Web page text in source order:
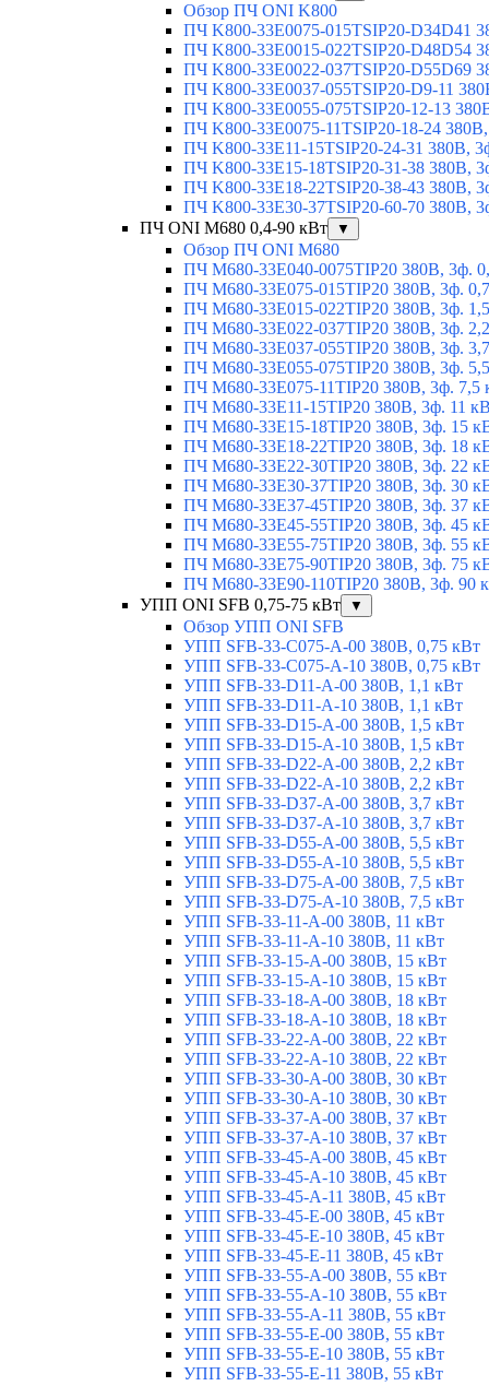
Обзор ПЧ ONI K800
ПЧ K800-33E0075-015TSIP20-D34D41
ПЧ K800-33E0015-022TSIP20-D48D54
ПЧ K800-33E0022-037TSIP20-D55D69
ПЧ K800-33E0037-055TSIP20-D9-11
ПЧ K800-33E0055-075TSIP20-12-13
ПЧ K800-33E0075-11TSIP20-18-24
ПЧ K800-33E11-15TSIP20-24-31 380В,
ПЧ K800-33E15-18TSIP20-31-38 380В,
ПЧ K800-33E18-22TSIP20-38-43 380В,
ПЧ K800-33E30-37TSIP20-60-70 380В,
ПЧ ONI M680 0,4-90 кВт
▼
Обзор ПЧ ONI M680
ПЧ M680-33E040-0075TIP20 380В, 3ф.
ПЧ M680-33E075-015TIP20 380В, 3ф.
ПЧ M680-33E015-022TIP20 380В, 3ф.
ПЧ M680-33E022-037TIP20 380В, 3ф.
ПЧ M680-33E037-055TIP20 380В, 3ф.
ПЧ M680-33E055-075TIP20 380В, 3ф.
ПЧ M680-33E075-11TIP20 380В, 3ф. 7,5
ПЧ M680-33E11-15TIP20 380В, 3ф. 11
ПЧ M680-33E15-18TIP20 380В, 3ф. 15
ПЧ M680-33E18-22TIP20 380В, 3ф. 18
ПЧ M680-33E22-30TIP20 380В, 3ф. 22
ПЧ M680-33E30-37TIP20 380В, 3ф. 30
ПЧ M680-33E37-45TIP20 380В, 3ф. 37
ПЧ M680-33E45-55TIP20 380В, 3ф. 45
ПЧ M680-33E55-75TIP20 380В, 3ф. 55
ПЧ M680-33E75-90TIP20 380В, 3ф. 75
ПЧ M680-33E90-110TIP20 380В, 3ф. 90
УПП ONI SFB 0,75-75 кВт
▼
Обзор УПП ONI SFB
УПП SFB-33-C075-A-00 380В, 0,75 кВт
УПП SFB-33-C075-A-10 380В, 0,75 кВт
УПП SFB-33-D11-A-00 380В, 1,1 кВт
УПП SFB-33-D11-A-10 380В, 1,1 кВт
УПП SFB-33-D15-A-00 380В, 1,5 кВт
УПП SFB-33-D15-A-10 380В, 1,5 кВт
УПП SFB-33-D22-A-00 380В, 2,2 кВт
УПП SFB-33-D22-A-10 380В, 2,2 кВт
УПП SFB-33-D37-A-00 380В, 3,7 кВт
УПП SFB-33-D37-A-10 380В, 3,7 кВт
УПП SFB-33-D55-A-00 380В, 5,5 кВт
УПП SFB-33-D55-A-10 380В, 5,5 кВт
УПП SFB-33-D75-A-00 380В, 7,5 кВт
УПП SFB-33-D75-A-10 380В, 7,5 кВт
УПП SFB-33-11-A-00 380В, 11 кВт
УПП SFB-33-11-A-10 380В, 11 кВт
УПП SFB-33-15-A-00 380В, 15 кВт
УПП SFB-33-15-A-10 380В, 15 кВт
УПП SFB-33-18-A-00 380В, 18 кВт
УПП SFB-33-18-A-10 380В, 18 кВт
УПП SFB-33-22-A-00 380В, 22 кВт
УПП SFB-33-22-A-10 380В, 22 кВт
УПП SFB-33-30-A-00 380В, 30 кВт
УПП SFB-33-30-A-10 380В, 30 кВт
УПП SFB-33-37-A-00 380В, 37 кВт
УПП SFB-33-37-A-10 380В, 37 кВт
УПП SFB-33-45-A-00 380В, 45 кВт
УПП SFB-33-45-A-10 380В, 45 кВт
УПП SFB-33-45-A-11 380В, 45 кВт
УПП SFB-33-45-E-00 380В, 45 кВт
УПП SFB-33-45-E-10 380В, 45 кВт
УПП SFB-33-45-E-11 380В, 45 кВт
УПП SFB-33-55-A-00 380В, 55 кВт
УПП SFB-33-55-A-10 380В, 55 кВт
УПП SFB-33-55-A-11 380В, 55 кВт
УПП SFB-33-55-E-00 380В, 55 кВт
УПП SFB-33-55-E-10 380В, 55 кВт
УПП SFB-33-55-E-11 380В, 55 кВт